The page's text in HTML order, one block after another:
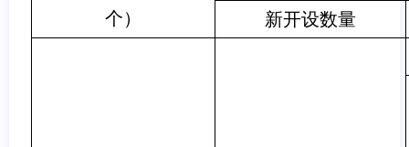
个）
新开设数量